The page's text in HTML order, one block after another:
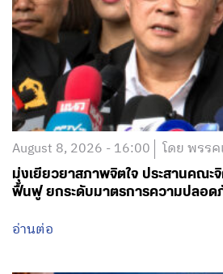
August 8, 2026 - 16:00 โดย พรรค
มุ่งเยียวยาสภาพจิตใจ ประสานคณะ
ฟื้นฟู ยกระดับมาตรการความปลอด
อ่านต่อ